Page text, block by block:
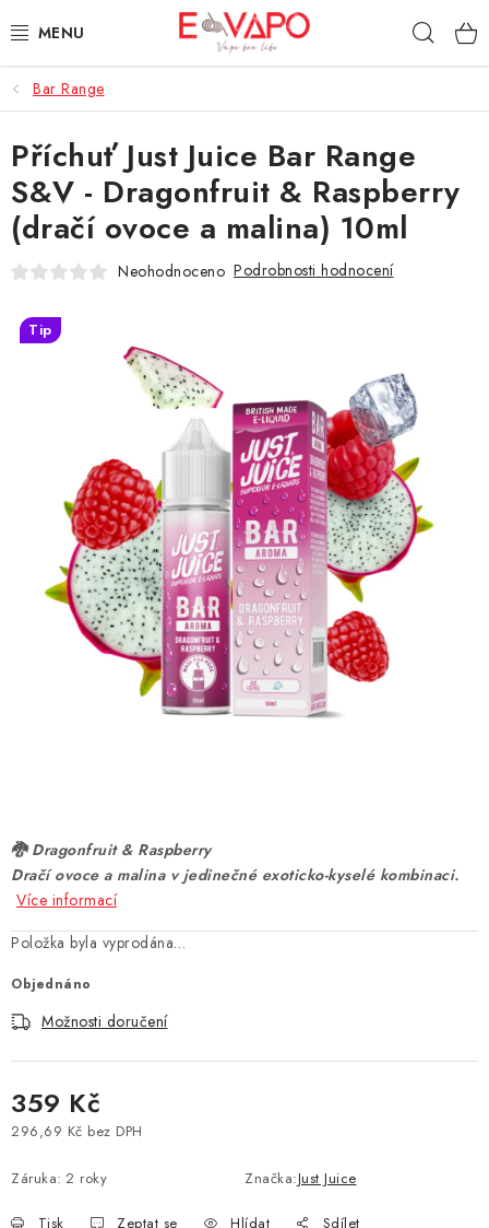
na
3D TISK
TIPY ZA DOBROU CENU
AROMATA A PŘÍCHUTĚ
BÁZE
E-LIQUIDY
DÁRKOVÉ VOUCHERY
ATOMIZÉRY A CARTRIDGE
BATERIE A NABÍJEČKY
PŘÍSLUŠENSTVÍ
ZNAČKY
Vše o nákupu
Bar Range
🐉 Dragonfruit & Raspberry
Dračí ovoce a malina v jedinečné exoticko-kyselé kombinaci.
Více informací
Položka byla vyprodána…
Objednáno
Možnosti doručení
359 Kč
296,69 Kč bez DPH
Záruka: 2 roky Značka:Just Juice
Tisk Zeptat se Hlídat Sdílet
Příchuť Just Juice Bar Range
S&V - Dragonfruit & Raspberry
(dračí ovoce a malina) 10ml
Neohodnoceno Podrobnosti hodnocení
Tip